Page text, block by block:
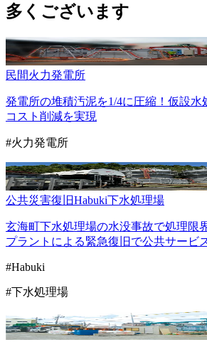
多くございます
民間火力発電所
発電所の堆積汚泥を1/4に圧縮！仮設水
コスト削減を実現
#火力発電所
公共災害復旧Habuki下水処理場
玄海町下水処理場の水没事故で処理限
プラントによる緊急復旧で公共サービ
#Habuki
#下水処理場